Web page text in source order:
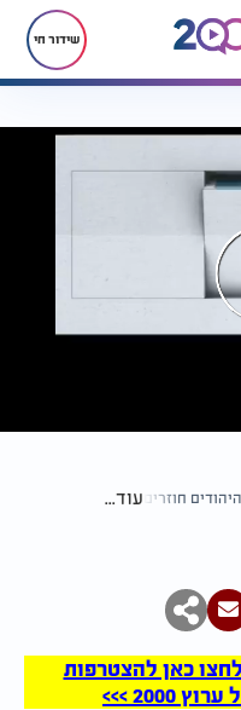
שידור חי
היהודים חוזרים עוד...
כאן להצטרפות
>>>